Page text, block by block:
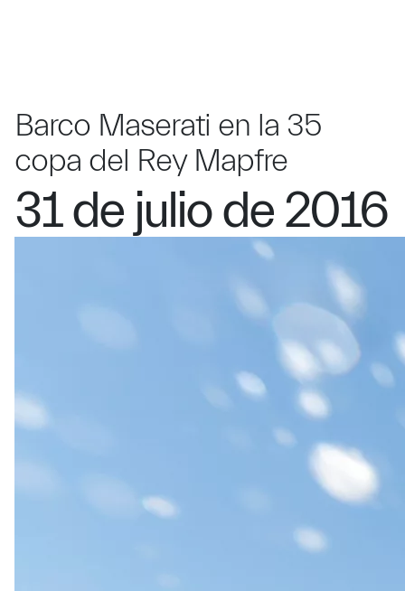
Barco Maserati en la 35
copa del Rey Mapfre
31 de julio de 2016